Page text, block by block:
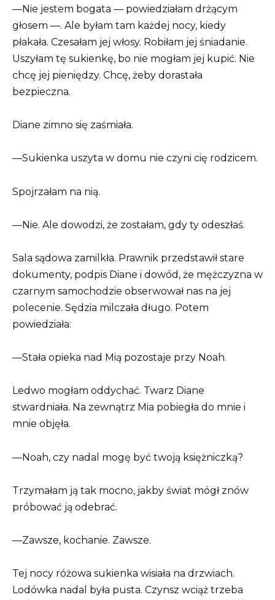
—Nie jestem bogata — powiedziałam drżącym
głosem —. Ale byłam tam każdej nocy, kiedy
płakała. Czesałam jej włosy. Robiłam jej śniadanie.
Uszyłam tę sukienkę, bo nie mogłam jej kupić. Nie
chcę jej pieniędzy. Chcę, żeby dorastała
bezpieczna.
Diane zimno się zaśmiała.
—Sukienka uszyta w domu nie czyni cię rodzicem.
Spojrzałam na nią.
—Nie. Ale dowodzi, że zostałam, gdy ty odeszłaś.
Sala sądowa zamilkła. Prawnik przedstawił stare
dokumenty, podpis Diane i dowód, że mężczyzna w
czarnym samochodzie obserwował nas na jej
polecenie. Sędzia milczała długo. Potem
powiedziała:
—Stała opieka nad Mią pozostaje przy Noah.
Ledwo mogłam oddychać. Twarz Diane
stwardniała. Na zewnątrz Mia pobiegła do mnie i
mnie objęła.
—Noah, czy nadal mogę być twoją księżniczką?
Trzymałam ją tak mocno, jakby świat mógł znów
próbować ją odebrać.
—Zawsze, kochanie. Zawsze.
Tej nocy różowa sukienka wisiała na drzwiach.
Lodówka nadal była pusta. Czynsz wciąż trzeba